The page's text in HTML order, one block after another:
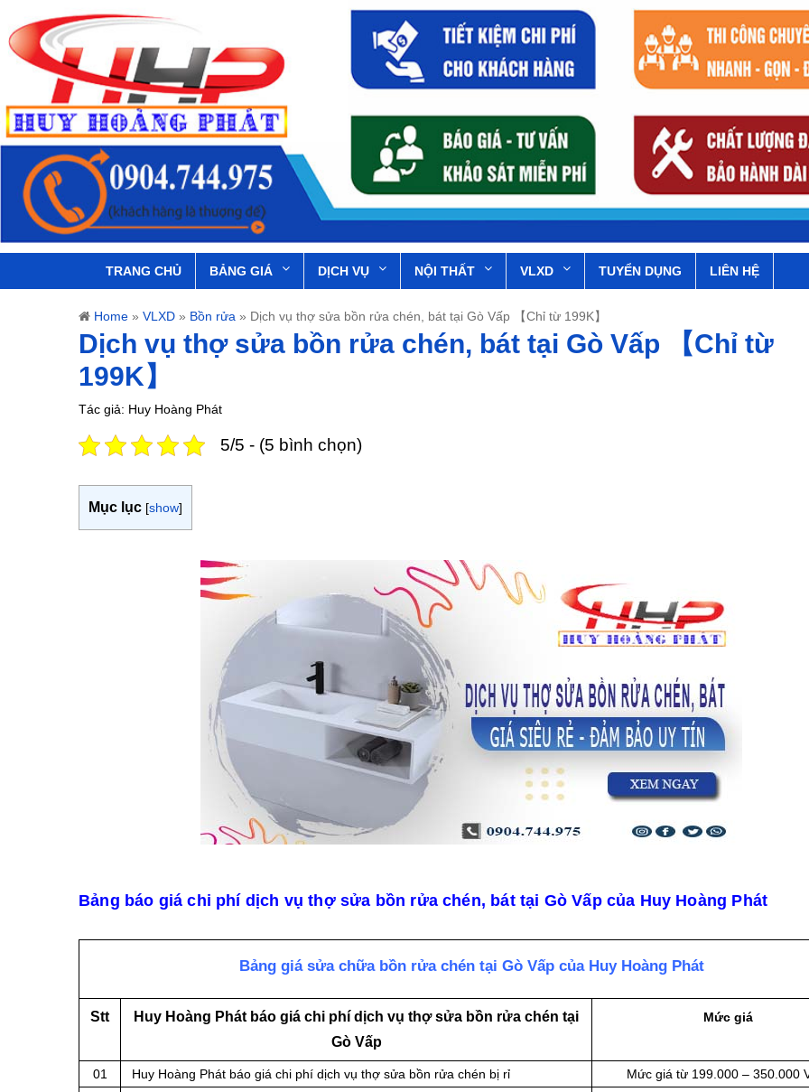
TRANG CHỦ BẢNG GIÁ DỊCH VỤ NỘI THẤT VLXD TUYỂN DỤNG LIÊN HỆ
Home » VLXD » Bồn rửa » Dịch vụ thợ sửa bồn rửa chén, bát tại Gò Vấp 【Chỉ từ 199K】
Dịch vụ thợ sửa bồn rửa chén, bát tại Gò Vấp 【Chỉ từ
199K】
Tác giả: Huy Hoàng Phát
5/5 - (5 bình chọn)
Mục lục [show]
Bảng báo giá chi phí dịch vụ thợ sửa bồn rửa chén, bát tại Gò Vấp của Huy Hoàng Phát
Bảng giá sửa chữa bồn rửa chén tại Gò Vấp của Huy Hoàng Phát
Stt
Huy Hoàng Phát báo giá chi phí dịch vụ thợ sửa bồn rửa chén tại
Gò Vấp
Mức giá
01 Huy Hoàng Phát báo giá chi phí dịch vụ thợ sửa bồn rửa chén bị rỉ
Mức giá từ 199.000 – 350.000